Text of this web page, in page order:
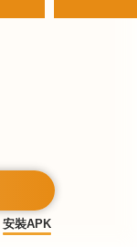
安裝APK